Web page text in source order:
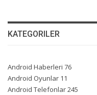
KATEGORILER
Android Haberleri 76
Android Oyunlar 11
Android Telefonlar245